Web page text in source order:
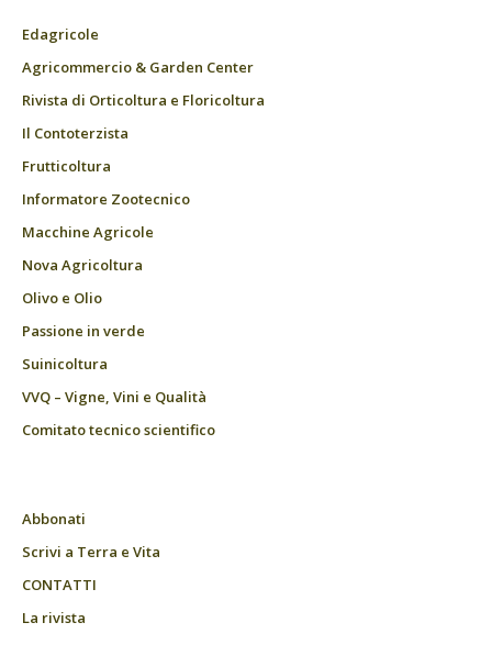
Edagricole
Agricommercio & Garden Center
Rivista di Orticoltura e Floricoltura
Il Contoterzista
Frutticoltura
Informatore Zootecnico
Macchine Agricole
Nova Agricoltura
Olivo e Olio
Passione in verde
Suinicoltura
VVQ – Vigne, Vini e Qualità
Comitato tecnico scientifico
Abbonati
Scrivi a Terra e Vita
CONTATTI
La rivista